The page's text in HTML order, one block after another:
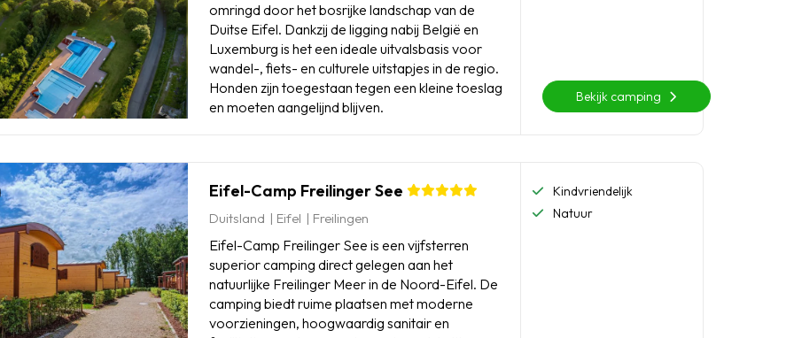
omringd door het bosrijke landschap van de
Duitse Eifel. Dankzij de ligging nabij België en
Luxemburg is het een ideale uitvalsbasis voor
wandel-, fiets- en culturele uitstapjes in de regio.
Honden zijn toegestaan tegen een kleine toeslag
en moeten aangelijnd blijven.
Bekijk camping
Eifel-Camp Freilinger See
Duitsland Eifel Freilingen
Eifel-Camp Freilinger See is een vijfsterren
superior camping direct gelegen aan het
natuurlijke Freilinger Meer in de Noord-Eifel. De
camping biedt ruime plaatsen met moderne
voorzieningen, hoogwaardig sanitair en
Kindvriendelijk
Natuur